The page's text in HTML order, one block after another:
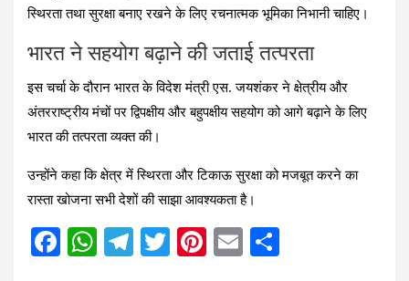
स्थिरता तथा सुरक्षा बनाए रखने के लिए रचनात्मक भूमिका निभानी चाहिए।
भारत ने सहयोग बढ़ाने की जताई तत्परता
इस चर्चा के दौरान भारत के विदेश मंत्री एस. जयशंकर ने क्षेत्रीय और
अंतरराष्ट्रीय मंचों पर द्विपक्षीय और बहुपक्षीय सहयोग को आगे बढ़ाने के लिए
भारत की तत्परता व्यक्त की।
उन्होंने कहा कि क्षेत्र में स्थिरता और टिकाऊ सुरक्षा को मजबूत करने का
रास्ता खोजना सभी देशों की साझा आवश्यकता है।
F
W T
T
Pi E